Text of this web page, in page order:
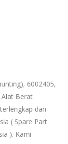
6002405,
Berat
dan
( Spare Part
). Kami